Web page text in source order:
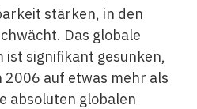
stärken, in den
Das globale
signifikant gesunken,
auf etwas mehr als
absoluten globalen